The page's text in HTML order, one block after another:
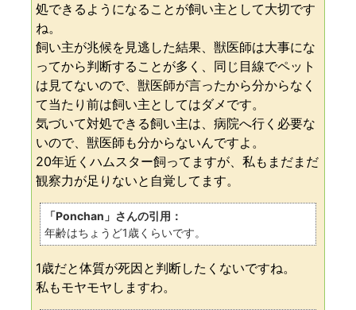
処できるようになることが飼い主として大切です
ね。
飼い主が兆候を見逃した結果、獣医師は大事にな
ってから判断することが多く、同じ目線でペット
は見てないので、獣医師が言ったから分からなく
て当たり前は飼い主としてはダメです。
気づいて対処できる飼い主は、病院へ行く必要な
いので、獣医師も分からないんですよ。
20年近くハムスター飼ってますが、私もまだまだ
観察力が足りないと自覚してます。
「Ponchan」さんの引用：
年齢はちょうど1歳くらいです。
1歳だと体質が死因と判断したくないですね。
私もモヤモヤしますわ。